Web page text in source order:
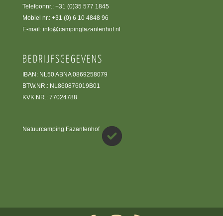
Telefoonnr.: +31 (0)35 577 1845
Mobiel nr.: +31 (0) 6 10 4848 96
E-mail: info@campingfazantenhof.nl
BEDRIJFSGEGEVENS
IBAN: NL50 ABNA 0869258079
BTW.NR.: NL860876019B01
KVK NR.: 77024788
Natuurcamping Fazantenhof